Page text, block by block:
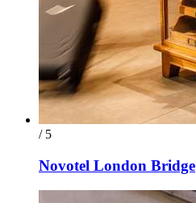
/ 5
Novotel London Bridge